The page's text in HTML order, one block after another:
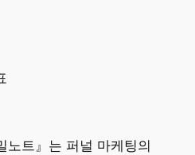
노트』는 퍼널 마케팅의